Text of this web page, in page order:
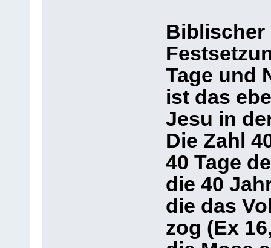
Biblischer
Tage und
ist das
Jesu in
Die Zahl
40 Tage
die 40
die das
zog (Ex